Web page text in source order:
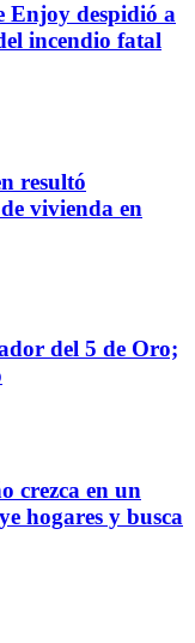
Enjoy despidió a
incendio fatal
resultó
vivienda en
del 5 de Oro;
crezca en un
hogares y busca